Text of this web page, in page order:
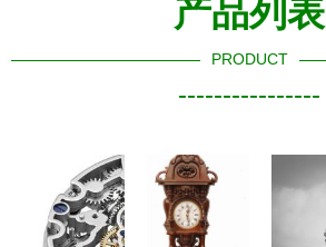
产品列表
PRODUCT
----------------